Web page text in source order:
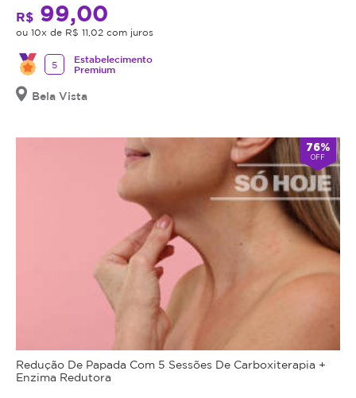
R$ 99,00
ou 10x de R$ 11,02 com juros
5
Estabelecimento
Premium
Bela Vista
76%
OFF
Redução De Papada Com 5 Sessões De Carboxiterapia +
Enzima Redutora